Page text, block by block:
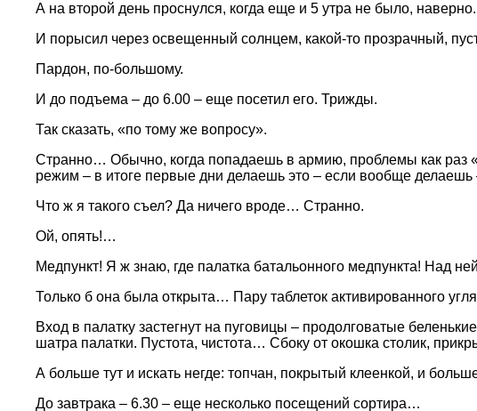
А на второй день проснулся, когда еще и 5 утра не было, наверно.
И порысил через освещенный солнцем, какой-то прозрачный,
Пардон, по-большому.
И до подъема – до 6.00 – еще посетил его. Трижды.
Так сказать, «по тому же вопросу».
Странно… Обычно, когда попадаешь в армию, проблемы как раз
режим – в итоге первые дни делаешь это – если вообще
Что ж я такого съел? Да ничего вроде… Странно.
Ой, опять!…
Медпункт! Я ж знаю, где палатка батальонного медпункта! Над
Только б она была открыта… Пару таблеток активированного
Вход в палатку застегнут на пуговицы – продолговатые
шатра палатки. Пустота, чистота… Сбоку от окошка столик,
А больше тут и искать негде: топчан, покрытый клеенкой, и
До завтрака – 6.30 – еще несколько посещений сортира…